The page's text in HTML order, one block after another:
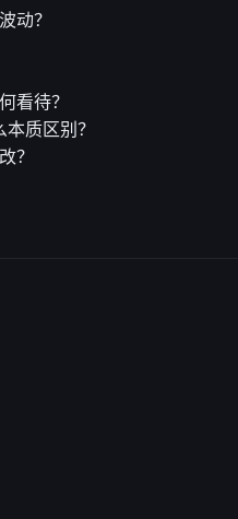
动？
看待？
质区别？
？